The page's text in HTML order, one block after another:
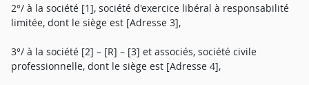
2°/ à la société [1], société d'exercice libéral à responsabilité
limitée, dont le siège est [Adresse 3],
3°/ à la société [2] – [R] – [3] et associés, société civile
professionnelle, dont le siège est [Adresse 4],